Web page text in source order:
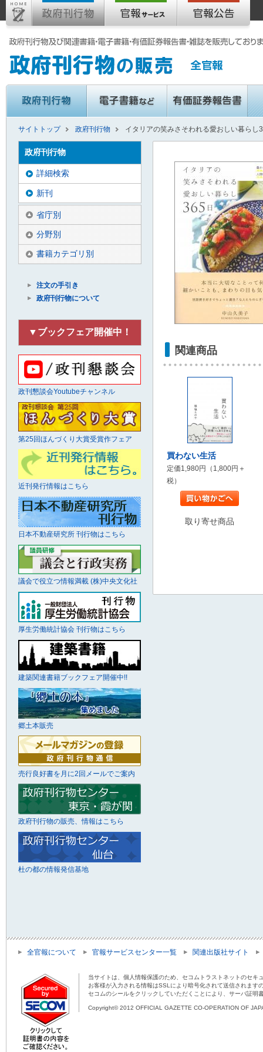
サイトトップ 政府刊行物 イタリアの笑みさそわれる愛おしい暮らし
関連商品
買わない生活
定価1,980円（1,800円＋
税）
取り寄せ商品
政府刊行物
詳細検索
新刊
省庁別
分野別
書籍カテゴリ別
注文の手引き
政府刊行物について
▼ブックフェア開催中！
政刊懇談会Youtubeチャンネル
第25回ほんづくり大賞受賞作フェア
近刊発行情報はこちら
日本不動産研究所 刊行物はこちら
議会で役立つ情報満載 (株)中央文化社
厚生労働統計協会 刊行物はこちら
建築関連書籍ブックフェア開催中!!
郷土本販売
売行良好書を月に2回メールでご案内
政府刊行物の販売、情報はこちら
杜の都の情報発信基地
全官報について 官報サービスセンター一覧 関連出版社サイト
当サイトは、個人情報保護のため、セコムトラストネットのセキ
お客様が入力される情報はSSLにより暗号化されて送信されま
セコムのシールをクリックしていただくことにより、サーバ証明
Copyright© 2012 OFFICIAL GAZETTE CO-OPERATION OF